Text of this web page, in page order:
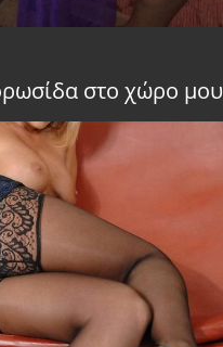
στο χώρο μου